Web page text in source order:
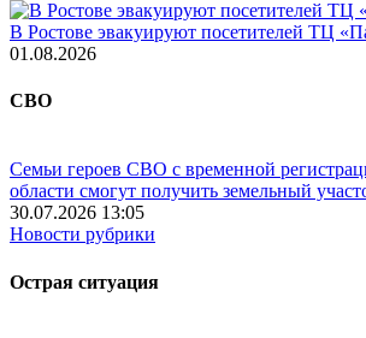
В Ростове эвакуируют посетителей ТЦ
01.08.2026
СВО
Семьи героев СВО с временной
области смогут получить земельный
30.07.2026 13:05
Новости рубрики
Острая ситуация